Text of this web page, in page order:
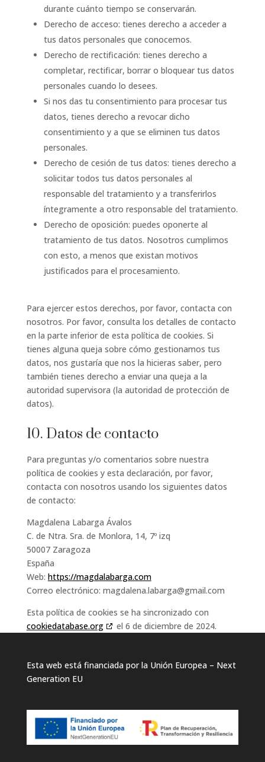
durante cuánto tiempo se conservarán.
Derecho de acceso: tienes derecho a acceder a
tus datos personales que conocemos.
Derecho de rectificación: tienes derecho a
completar, rectificar, borrar o bloquear tus datos
personales cuando lo desees.
Si nos das tu consentimiento para procesar tus
datos, tienes derecho a revocar dicho
consentimiento y a que se eliminen tus datos
personales.
Derecho de cesión de tus datos: tienes derecho a
solicitar todos tus datos personales al
responsable del tratamiento y a transferirlos
íntegramente a otro responsable del tratamiento.
Derecho de oposición: puedes oponerte al
tratamiento de tus datos. Nosotros cumplimos
con esto, a menos que existan motivos
justificados para el procesamiento.
Para ejercer estos derechos, por favor, contacta con
nosotros. Por favor, consulta los detalles de contacto
en la parte inferior de esta política de cookies. Si
tienes alguna queja sobre cómo gestionamos tus
datos, nos gustaría que nos la hicieras saber, pero
también tienes derecho a enviar una queja a la
autoridad supervisora (la autoridad de protección de
datos).
10. Datos de contacto
Para preguntas y/o comentarios sobre nuestra
política de cookies y esta declaración, por favor,
contacta con nosotros usando los siguientes datos
de contacto:
Magdalena Labarga Ávalos
C. de Ntra. Sra. de Monlora, 14, 7º izq
50007 Zaragoza
España
Web: https://magdalabarga.com
Correo electrónico: magdalena.labarga@gmail.com
Esta política de cookies se ha sincronizado con
cookiedatabase.org
el 6 de diciembre de 2024.
Esta web está financiada por la Unión Europea – Next
Generation EU